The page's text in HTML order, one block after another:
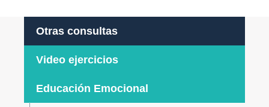
Otras consultas
Video ejercicios
Educación Emocional